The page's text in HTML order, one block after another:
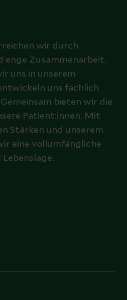
wir durch
enge Zusammenarbeit.
uns in unserem
uns fachlich
bieten wir die
Patient:innen. Mit
Stärken und unserem
eine vollumfängliche